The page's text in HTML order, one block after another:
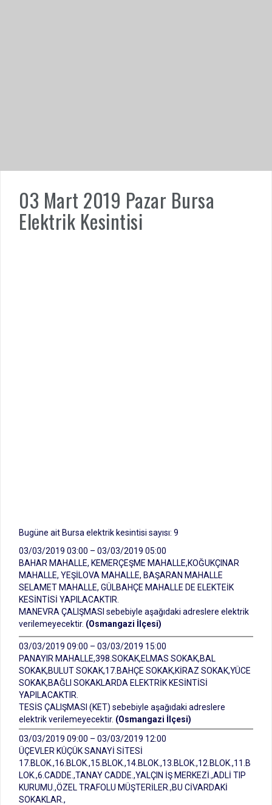
03 Mart 2019 Pazar Bursa
Elektrik Kesintisi
Bugüne ait Bursa elektrik kesintisi sayısı: 9
03/03/2019 03:00 – 03/03/2019 05:00
BAHAR MAHALLE, KEMERÇEŞME MAHALLE,KOĞUKÇINAR
MAHALLE, YEŞİLOVA MAHALLE, BAŞARAN MAHALLE
SELAMET MAHALLE, GÜLBAHÇE MAHALLE DE ELEKTEİK
KESİNTİSİ YAPILACAKTIR.
MANEVRA ÇALIŞMASI sebebiyle aşağıdaki adreslere elektrik
verilemeyecektir. (Osmangazi İlçesi)
03/03/2019 09:00 – 03/03/2019 15:00
PANAYIR MAHALLE,398.SOKAK,ELMAS SOKAK,BAL
SOKAK,BULUT SOKAK,17.BAHÇE SOKAK,KİRAZ SOKAK,YÜCE
SOKAK,BAĞLI SOKAKLARDA ELEKTRİK KESİNTİSİ
YAPILACAKTIR.
TESİS ÇALIŞMASI (KET) sebebiyle aşağıdaki adreslere
elektrik verilemeyecektir. (Osmangazi İlçesi)
03/03/2019 09:00 – 03/03/2019 12:00
ÜÇEVLER KÜÇÜK SANAYİ SİTESİ
17.BLOK.,16.BLOK.,15.BLOK.,14.BLOK.,13.BLOK.,12.BLOK.,11.B
LOK.,6.CADDE.,TANAY CADDE.,YALÇIN İŞ MERKEZİ.,ADLİ TIP
KURUMU.,ÖZEL TRAFOLU MÜŞTERİLER.,BU CİVARDAKİ
SOKAKLAR.,